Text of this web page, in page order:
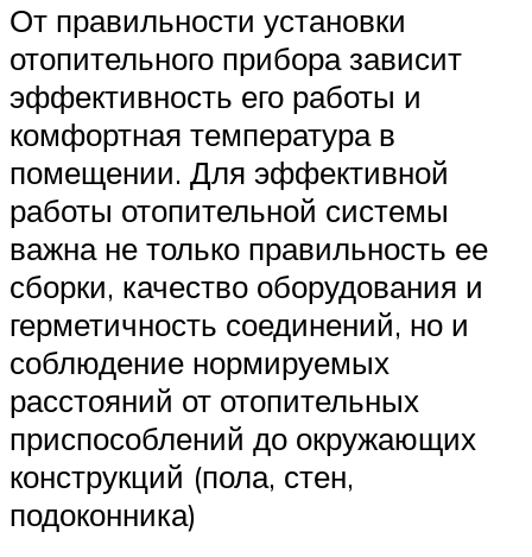
От правильности установки
отопительного прибора зависит
эффективность его работы и
комфортная температура в
помещении. Для эффективной
работы отопительной системы
важна не только правильность ее
сборки, качество оборудования и
герметичность соединений, но и
соблюдение нормируемых
расстояний от отопительных
приспособлений до окружающих
конструкций (пола, стен,
подоконника)